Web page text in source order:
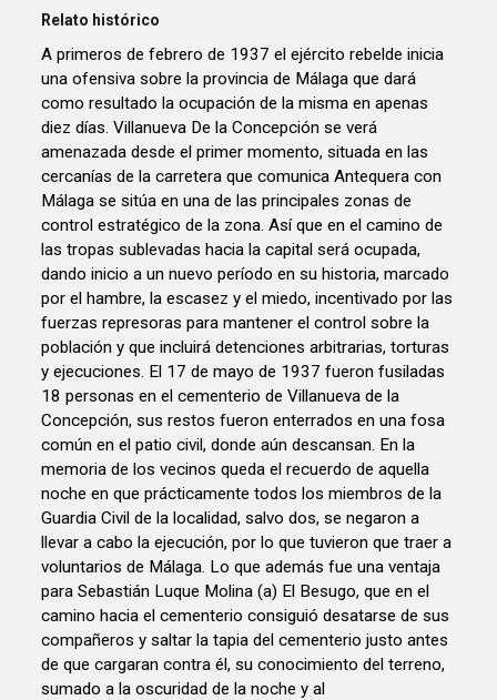
Relato histórico
A primeros de febrero de 1937 el ejército rebelde inicia
una ofensiva sobre la provincia de Málaga que dará
como resultado la ocupación de la misma en apenas
diez días. Villanueva De la Concepción se verá
amenazada desde el primer momento, situada en las
cercanías de la carretera que comunica Antequera con
Málaga se sitúa en una de las principales zonas de
control estratégico de la zona. Así que en el camino de
las tropas sublevadas hacia la capital será ocupada,
dando inicio a un nuevo período en su historia, marcado
por el hambre, la escasez y el miedo, incentivado por las
fuerzas represoras para mantener el control sobre la
población y que incluirá detenciones arbitrarias, torturas
y ejecuciones. El 17 de mayo de 1937 fueron fusiladas
18 personas en el cementerio de Villanueva de la
Concepción, sus restos fueron enterrados en una fosa
común en el patio civil, donde aún descansan. En la
memoria de los vecinos queda el recuerdo de aquella
noche en que prácticamente todos los miembros de la
Guardia Civil de la localidad, salvo dos, se negaron a
llevar a cabo la ejecución, por lo que tuvieron que traer a
voluntarios de Málaga. Lo que además fue una ventaja
para Sebastián Luque Molina (a) El Besugo, que en el
camino hacia el cementerio consiguió desatarse de sus
compañeros y saltar la tapia del cementerio justo antes
de que cargaran contra él, su conocimiento del terreno,
sumado a la oscuridad de la noche y al